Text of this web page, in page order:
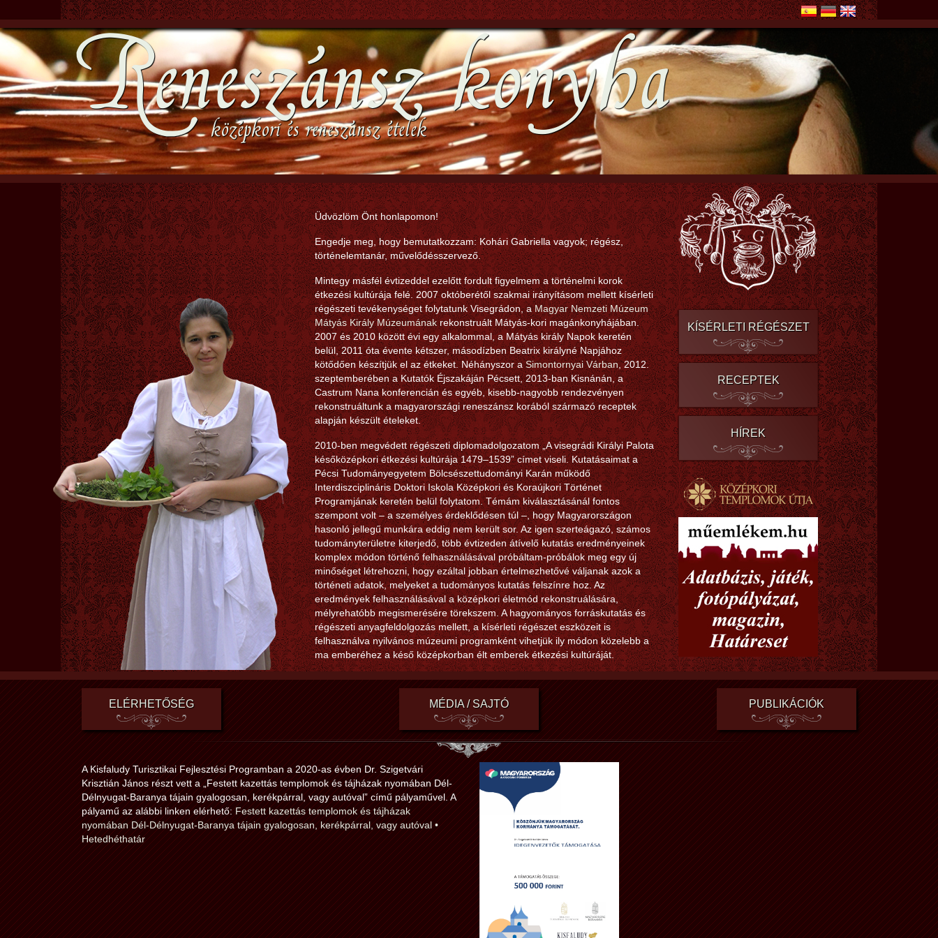
Reneszánsz konyha
középkori és reneszánsz ételek
Üdvözlöm Önt honlapomon!
Engedje meg, hogy bemutatkozzam: Kohári Gabriella vagyok; régész,
történelemtanár, művelődésszervező.
Mintegy másfél évtizeddel ezelőtt fordult figyelmem a történelmi korok
étkezési kultúrája felé. 2007 októberétől szakmai irányításom mellett kísérleti
régészeti tevékenységet folytatunk Visegrádon, aMagyar Nemzeti Múzeum
Mátyás Király Múzeumánakrekonstruált Mátyás-kori magánkonyhájában.
2007 és 2010 között évi egy alkalommal, a Mátyás király Napok keretén
belül, 2011 óta évente kétszer, másodízben Beatrix királyné Napjához
kötődően készítjük el az étkeket. Néhányszor aSimontornyai Várban, 2012.
szeptemberében a Kutatók Éjszakáján Pécsett, 2013-ban Kisnánán, a
Castrum Nana konferencián és egyéb, kisebb-nagyobb rendezvényen
rekonstruáltunk a magyarországi reneszánsz korából származó receptek
alapján készült ételeket.
2010-ben megvédett régészeti diplomadolgozatom „A visegrádi Királyi Palota
későközépkori étkezési kultúrája 1479–1539” címet viseli. Kutatásaimat a
Pécsi Tudományegyetem Bölcsészettudományi Karán működő
Interdiszciplináris Doktori Iskola Középkori és Koraújkori Történet
Programjának keretén belül folytatom. Témám kiválasztásánál fontos
szempont volt – a személyes érdeklődésen túl –, hogy Magyarországon
hasonló jellegű munkára eddig nem került sor. Az igen szerteágazó, számos
tudományterületre kiterjedő, több évtizeden átívelő kutatás eredményeinek
komplex módon történő felhasználásával próbáltam-próbálok meg egy új
minőséget létrehozni, hogy ezáltal jobban értelmezhetővé váljanak azok a
történeti adatok, melyeket a tudományos kutatás felszínre hoz. Az
eredmények felhasználásával a középkori életmód rekonstruálására,
mélyrehatóbb megismerésére törekszem. A hagyományos forráskutatás és
régészeti anyagfeldolgozás mellett, a kísérleti régészet eszközeit is
felhasználva nyilvános múzeumi programként vihetjük ily módon közelebb a
ma emberéhez a késő középkorban élt emberek étkezési kultúráját.
KÍSÉRLETI RÉGÉSZET
RECEPTEK
HÍREK
ELÉRHETŐSÉG MÉDIA / SAJTÓ PUBLIKÁCIÓK
A Kisfaludy Turisztikai Fejlesztési Programban a 2020-as évben Dr. Szigetvári
Krisztián János részt vett a „Festett kazettás templomok és tájházak nyomában Dél-
Délnyugat-Baranya tájain gyalogosan, kerékpárral, vagy autóval” című pályaművel. A
pályamű az alábbi linken elérhető:Festett kazettás templomok és tájházak
nyomában Dél-Délnyugat-Baranya tájain gyalogosan, kerékpárral, vagy autóval •
Hetedhéthatár